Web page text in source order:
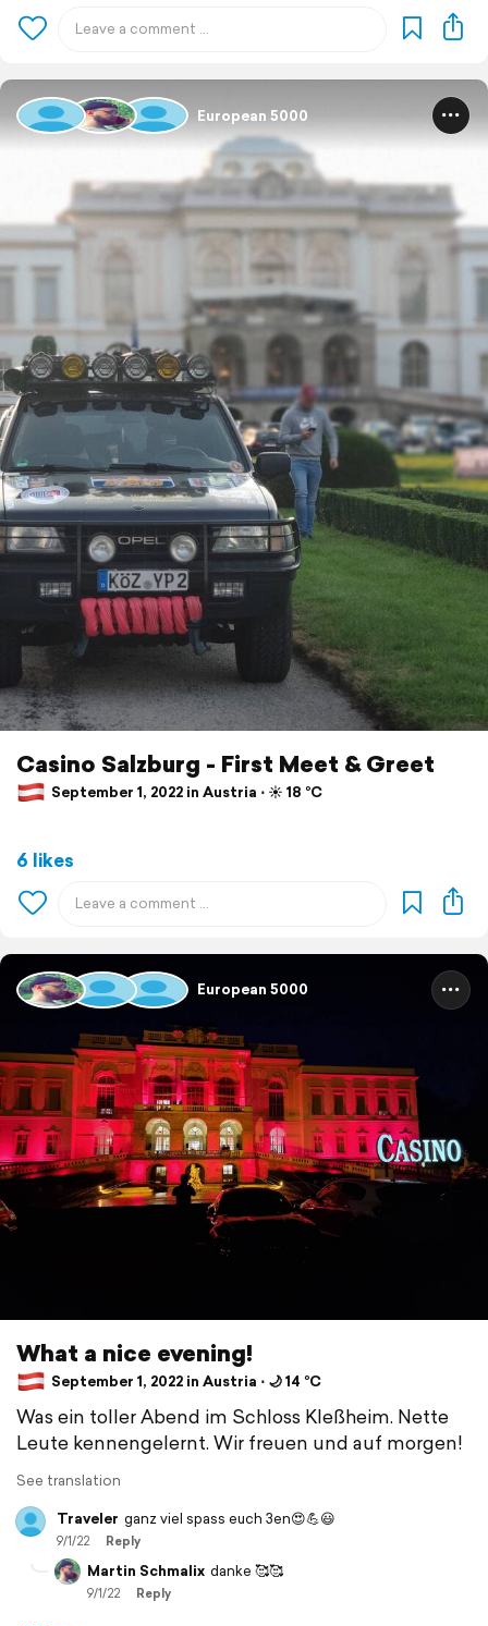
European 5000
Casino Salzburg - First Meet & Greet
September 1, 2022 in Austria ⋅ ☀️ 18 °C
6 likes
European 5000
What a nice evening!
September 1, 2022 in Austria ⋅ 🌙 14 °C
Was ein toller Abend im Schloss Kleßheim. Nette
Leute kennengelernt. Wir freuen und auf morgen!
See translation
Traveler ganz viel spass euch 3en😍💪😃
9/1/22 Reply
Martin Schmalix danke 🥰🥰
9/1/22 Reply